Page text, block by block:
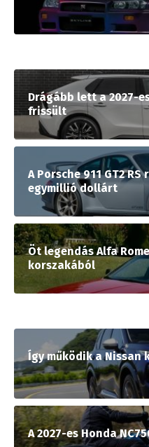
Drágább lett a 2027-
frissült
A Porsche 911 GT2
egymillió dollárt
Öt legendás Alfa
korszakából
Így működik a Nissan
A 2027-es Honda